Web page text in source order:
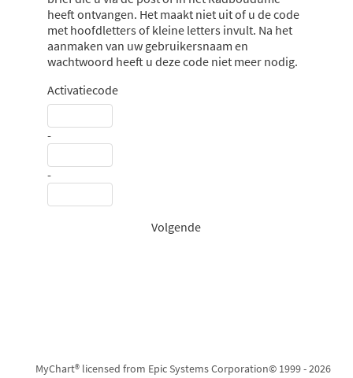
heeft ontvangen. Het maakt niet uit of u de code
met hoofdletters of kleine letters invult. Na het
aanmaken van uw gebruikersnaam en
wachtwoord heeft u deze code niet meer nodig.
Activatiecode
-
-
Volgende
MyChart® licensed from Epic Systems Corporation© 1999 - 2026